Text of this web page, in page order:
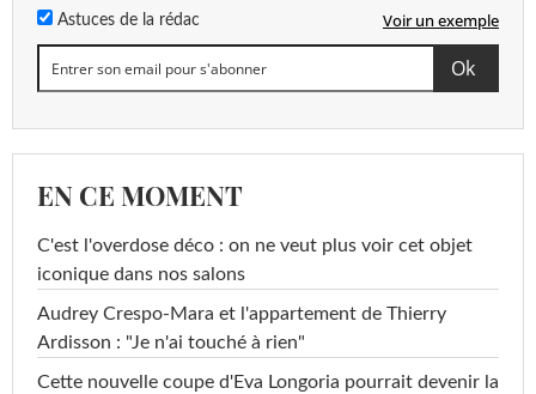
Astuces de la rédac Voir un exemple
EN CE MOMENT
C'est l'overdose déco : on ne veut plus voir cet objet
iconique dans nos salons
Audrey Crespo-Mara et l'appartement de Thierry
Ardisson : "Je n'ai touché à rien"
Cette nouvelle coupe d'Eva Longoria pourrait devenir la